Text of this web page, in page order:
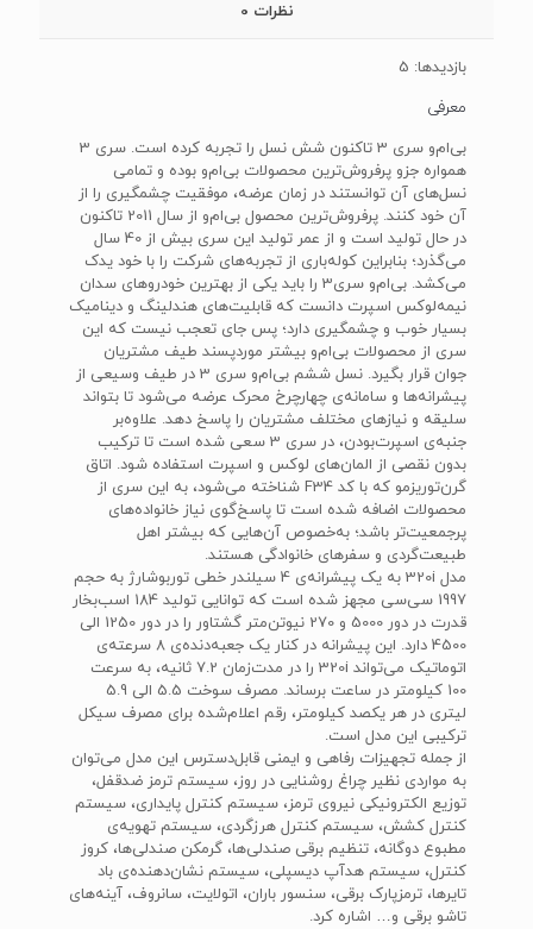
نظرات 0
بازدیدها: 5
معرفی
بی‌ام‌و سری 3 تاکنون شش نسل را تجربه کرده است. سری 3
همواره جزو پرفروش‌ترین محصولات بی‌ام‌و بوده و تمامی
نسل‌های آن توانستند در زمان عرضه، موفقیت چشمگیری را از
آن خود کنند. پرفروش‌ترین محصول بی‌ام‌و از سال 2011 تاکنون
در حال تولید است و از عمر تولید این سری بیش از 40 سال
می‌‌گذرد؛ بنابراین کوله‌باری از تجربه‌های شرکت را با خود یدک
می‌کشد. بی‌ام‌و سری3 را باید یکی از بهترین خودروهای سدان
نیمه‌لوکس اسپرت دانست که قابلیت‌های هندلینگ و دینامیک
بسیار خوب و چشمگیری دارد؛ پس جای تعجب نیست که این
سری از محصولات بی‌ام‌و بیشتر موردپسند طیف مشتریان
جوان قرار بگیرد. نسل ششم بی‌ام‌و سری 3 در طیف وسیعی از
پیشرانه‌ها و سامانه‌ی چهارچرخ محرک عرضه می‌شود تا بتواند
سلیقه و نیازهای مختلف مشتریان را پاسخ دهد. علاوه‌بر
جنبه‌ی اسپرت‌بودن، در سری 3 سعی شده است تا ترکیب
بدون نقصی از المان‌های لوکس و اسپرت استفاده شود. اتاق
گرن‌توریزمو که با کد F34 شناخته می‌شود، به این سری از
محصولات اضافه شده است تا پاسخ‌گوی نیاز خانواده‌های
پرجمعیت‌تر باشد؛ به‌خصوص آن‌هایی که بیشتر اهل
طبیعت‌گردی و سفرهای خانوادگی هستند.
مدل 320i به یک پیشرانه‌ی 4 سیلندر خطی توربوشارژ به حجم
1997 سی‌سی مجهز شده است که توانایی تولید 184 اسب‌بخار
قدرت در دور 5000 و 270 نیوتن‌متر گشتاور را در دور 1250 الی
4500 دارد. این پیشرانه در کنار یک جعبه‌دنده‌ی 8 سرعته‌ی
اتوماتیک می‌تواند 320i را در مدت‌زمان 7.2 ثانیه، به سرعت
100 کیلومتر در ساعت برساند. مصرف سوخت 5.5 الی 5.9
لیتری در هر یکصد کیلومتر، رقم اعلام‌شده برای مصرف سیکل
ترکیبی این مدل است.
از جمله تجهیزات رفاهی و ایمنی قابل‌‎دسترس این مدل می‌توان
به مواردی نظیر چراغ روشنایی در روز، سیستم ترمز ضدقفل،
توزیع الکترونیکی نیروی ترمز، سیستم کنترل پایداری، سیستم
کنترل کشش، سیستم کنترل هرزگردی، سیستم تهویه‌ی
مطبوع دوگانه، تنظیم برقی صندلی‌ها، گرمکن صندلی‌ها، کروز
کنترل، سیستم هدآپ دیسپلی، سیستم نشان‌دهنده‌ی باد
تایرها، ترمزپارک برقی، سنسور باران، اتولایت، سانروف، آینه‌های
تاشو برقی و… اشاره کرد.